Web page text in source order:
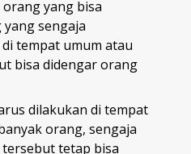
yang bisa
sengaja
tempat umum atau
bisa didengar orang
dilakukan di tempat
orang, sengaja
tetap bisa